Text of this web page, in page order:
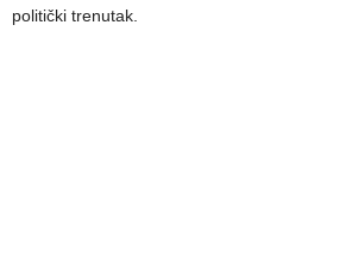
politički trenutak.